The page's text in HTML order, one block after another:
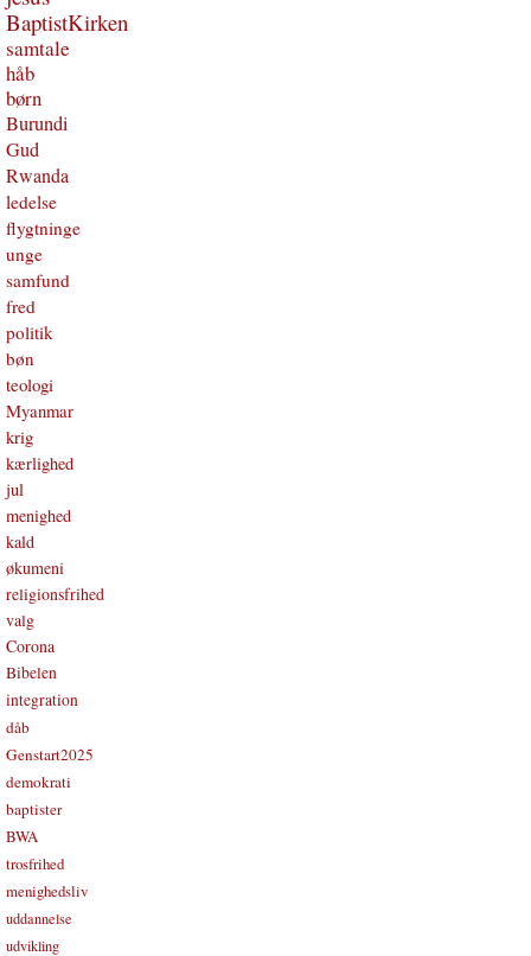
BaptistKirken
samtale
håb
børn
Burundi
Gud
Rwanda
ledelse
flygtninge
unge
samfund
fred
politik
bøn
teologi
Myanmar
krig
kærlighed
jul
menighed
kald
økumeni
religionsfrihed
valg
Corona
Bibelen
integration
dåb
Genstart2025
demokrati
baptister
BWA
trosfrihed
menighedsliv
uddannelse
udvikling